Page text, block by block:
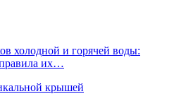
холодной и горячей воды:
их…
крышей